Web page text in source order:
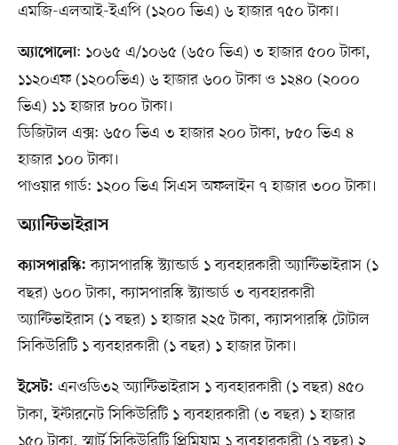
এমজি-এলআই-ইএপি (১২০০ ভিএ) ৬ হাজার ৭৫০ টাকা।
অ্যাপোলো: ১০৬৫ এ/১০৬৫ (৬৫০ ভিএ) ৩ হাজার ৫০০ টাকা,
১১২০এফ (১২০০ভিএ) ৬ হাজার ৬০০ টাকা ও ১২৪০ (২০০০
ভিএ) ১১ হাজার ৮০০ টাকা।
ডিজিটাল এক্স: ৬৫০ ভিএ ৩ হাজার ২০০ টাকা, ৮৫০ ভিএ ৪
হাজার ১০০ টাকা।
পাওয়ার গার্ড: ১২০০ ভিএ সিএস অফলাইন ৭ হাজার ৩০০ টাকা।
অ্যান্টিভাইরাস
ক্যাসপারস্কি: ক্যাসপারস্কি স্ট্যান্ডার্ড ১ ব্যবহারকারী অ্যান্টিভাইরাস (১
বছর) ৬০০ টাকা, ক্যাসপারস্কি স্ট্যান্ডার্ড ৩ ব্যবহারকারী
অ্যান্টিভাইরাস (১ বছর) ১ হাজার ২২৫ টাকা, ক্যাসপারস্কি টোটাল
সিকিউরিটি ১ ব্যবহারকারী (১ বছর) ১ হাজার টাকা।
ইসেট: এনওডি৩২ অ্যান্টিভাইরাস ১ ব্যবহারকারী (১ বছর) ৪৫০
টাকা, ইন্টারনেট সিকিউরিটি ১ ব্যবহারকারী (৩ বছর) ১ হাজার